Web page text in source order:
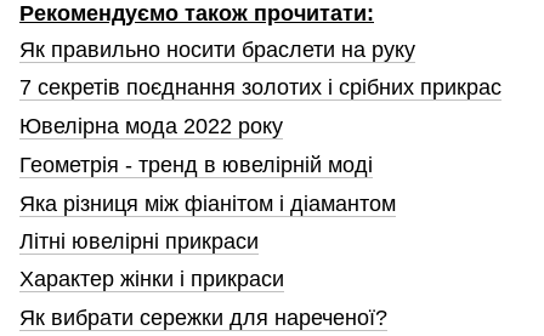
Рекомендуємо також прочитати:
Як правильно носити браслети на руку
7 секретів поєднання золотих і срібних прикрас
Ювелірна мода 2022 року
Геометрія - тренд в ювелірній моді
Яка різниця між фіанітом і діамантом
Літні ювелірні прикраси
Характер жінки і прикраси
Як вибрати сережки для нареченої?